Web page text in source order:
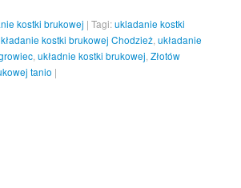
kostki brukowej | Tagi:ukladanie kostki
kostki brukowej Chodzież układanie
układnie kostki brukowej Złotów
tanio |